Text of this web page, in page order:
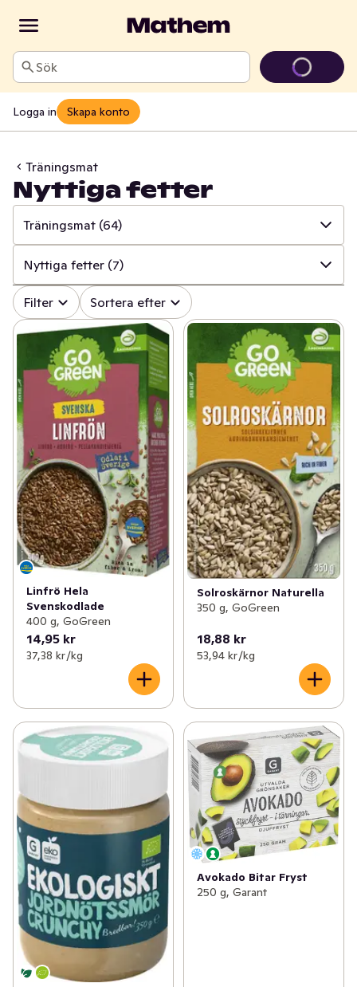
Sök
Logga in Skapa konto
Träningsmat
Nyttiga fetter
Träningsmat (64)
✓ Alla (379)
✓ Kosttillskott (74)
✓ Bars & mellanmål (113)
✓ Drycker (142)
Träningsmat
Nyttiga fetter (7)
✓ Alla (64)
✓ Proteinrika råvaror (20)
✓ Komplexa kolhydrater (17)
Nyttiga fetter (7)
✓ Hälsosamma färdigrätter
✓ Matförvaring & dosering
Filter Sortera efter
Linfrö Hela
Svenskodlade
400 g, GoGreen
14,95 kr
37,38 kr /kg
Solroskärnor Naturella
350 g, GoGreen
18,88 kr
53,94 kr /kg
Avokado Bitar Fryst
250 g, Garant